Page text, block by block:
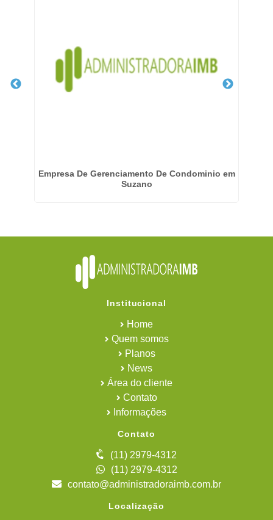
Empresa De Gerenciamento De Condominio em
Suzano
Institucional
Home
Quem somos
Planos
News
Área do cliente
Contato
Informações
Contato
(11) 2979-4312
(11) 2979-4312
contato@administradoraimb.com.br
Localização